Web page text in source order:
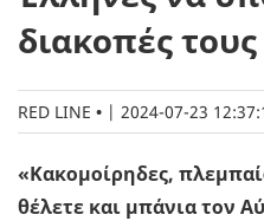
διακοπές τους
RED LINE | 2024-07-23
«Κακομοίρηδες,
θέλετε και μπάνια τον